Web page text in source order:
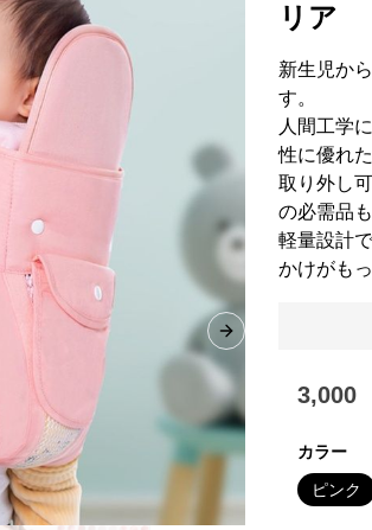
Next slide
リア
新生児か
す。
人間工学
性に優れ
取り外し
の必需品
軽量設計
かけがも
3,000
カラー
ピンク